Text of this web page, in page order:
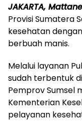
JAKARTA,
Provisi Sumatera
kesehatan
berbuah manis.
Melalui layanan
sudah terbentuk
Pemprov Sumsel
Kementerian
pelayanan